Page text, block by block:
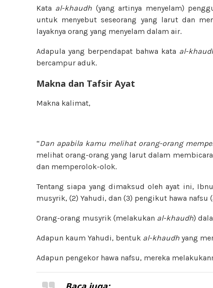
Kata al-khaudh (yang artinya menyelam)
untuk menyebut seseorang yang larut dan
layaknya orang yang menyelam dalam air.
Adapula yang berpendapat bahwa kata al-
bercampur aduk.
Makna dan Tafsir Ayat
Makna kalimat,
“Dan apabila kamu melihat orang-orang
melihat orang-orang yang larut dalam
dan memperolok-olok.
Tentang siapa yang dimaksud oleh ayat ini,
musyrik, (2) Yahudi, dan (3) pengikut hawa nafsu
Orang-orang musyrik (melakukan al-khaudh)
Adapun kaum Yahudi, bentuk al-khaudh yang
Adapun pengekor hawa nafsu, mereka